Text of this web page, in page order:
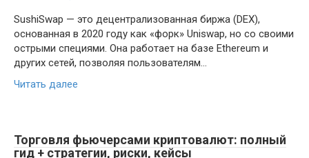
SushiSwap — это децентрализованная биржа (DEX),
основанная в 2020 году как «форк» Uniswap, но со своими
острыми специями. Она работает на базе Ethereum и
других сетей, позволяя пользователям…
Читать далее
Торговля фьючерсами криптовалют: полный
гид + стратегии, риски, кейсы